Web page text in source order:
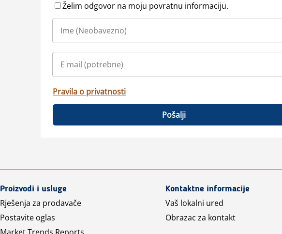
Želim odgovor na moju povratnu informaciju.
Pravila o privatnosti
Pošalji
Proizvodi i usluge
Rješenja za prodavače
Postavite oglas
Kontaktne informacije
Vaš lokalni ured
Obrazac za kontakt